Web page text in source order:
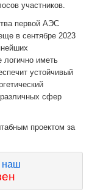
участников.
первой АЭС
в сентябре 2023
логично иметь
устойчивый
сфер
проектом за
наш